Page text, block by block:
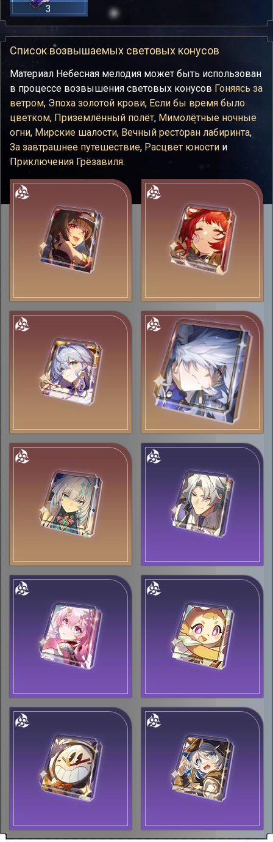
3
Список возвышаемых световых конусов
Материал Небесная мелодия может быть использован
в процессе возвышения световых конусов Гоняясь за
ветром, Эпоха золотой крови, Если бы время было
цветком, Приземлённый полёт, Мимолётные ночные
огни, Мирские шалости, Вечный ресторан лабиринта,
За завтрашнее путешествие, Расцвет юности и
Приключения Грёзавиля.